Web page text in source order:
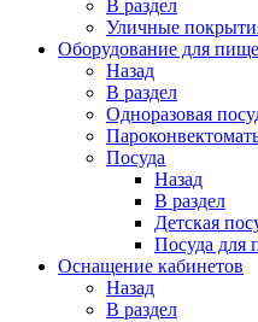
В раздел
Уличные
Оборудование для
Назад
В раздел
Одноразовая
Посуда
Назад
В раздел
Детская
Посуда для
Оснащение кабинетов
Назад
В раздел